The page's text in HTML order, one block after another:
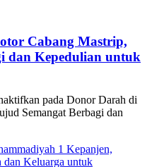
Cabang Mastrip,
dan Kepedulian untuk
pada Donor Darah di
Semangat Berbagi dan